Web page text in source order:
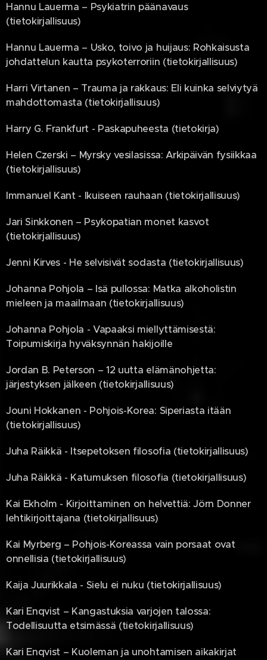
Hannu Lauerma – Psykiatrin päänavaus
(tietokirjallisuus)
Hannu Lauerma – Usko, toivo ja huijaus: Rohkaisusta
johdattelun kautta psykoterroriin (tietokirjallisuus)
Harri Virtanen – Trauma ja rakkaus: Eli kuinka selviytyä
mahdottomasta (tietokirjallisuus)
Harry G. Frankfurt - Paskapuheesta (tietokirja)
Helen Czerski – Myrsky vesilasissa: Arkipäivän fysiikkaa
(tietokirjallisuus)
Immanuel Kant - Ikuiseen rauhaan (tietokirjallisuus)
Jari Sinkkonen – Psykopatian monet kasvot
(tietokirjallisuus)
Jenni Kirves - He selvisivät sodasta (tietokirjallisuus)
Johanna Pohjola – Isä pullossa: Matka alkoholistin
mieleen ja maailmaan (tietokirjallisuus)
Johanna Pohjola - Vapaaksi miellyttämisestä:
Toipumiskirja hyväksynnän hakijoille
Jordan B. Peterson – 12 uutta elämänohjetta:
järjestyksen jälkeen (tietokirjallisuus)
Jouni Hokkanen - Pohjois-Korea: Siperiasta itään
(tietokirjallisuus)
Juha Räikkä - Itsepetoksen filosofia (tietokirjallisuus)
Juha Räikkä - Katumuksen filosofia (tietokirjallisuus)
Kai Ekholm - Kirjoittaminen on helvettiä: Jörn Donner
lehtikirjoittajana (tietokirjallisuus)
Kai Myrberg – Pohjois-Koreassa vain porsaat ovat
onnellisia (tietokirjallisuus)
Kaija Juurikkala - Sielu ei nuku (tietokirjallisuus)
Kari Enqvist – Kangastuksia varjojen talossa:
Todellisuutta etsimässä (tietokirjallisuus)
Kari Enqvist – Kuoleman ja unohtamisen aikakirjat